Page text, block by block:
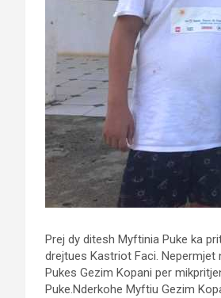
Prej dy ditesh Myftinia Puke ka
drejtues Kastriot Faci.
Pukes Gezim Kopani per
Puke.Nderkohe Myftiu Gezim